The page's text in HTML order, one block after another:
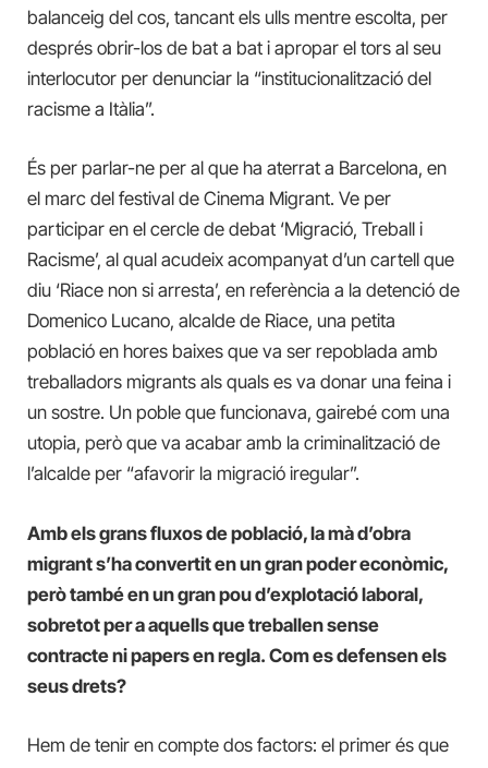
balanceig del cos, tancant els ulls mentre escolta, per
després obrir-los de bat a bat i apropar el tors al seu
interlocutor per denunciar la “institucionalització del
racisme a Itàlia”.
És per parlar-ne per al que ha aterrat a Barcelona, ​​en
el marc del festival de Cinema Migrant. Ve per
participar en el cercle de debat ‘Migració, Treball i
Racisme’, al qual acudeix acompanyat d’un cartell que
diu ‘Riace non si arresta’, en referència a la detenció de
Domenico Lucano, alcalde de Riace, una petita
població en hores baixes que va ser repoblada amb
treballadors migrants als quals es va donar una feina i
un sostre. Un poble que funcionava, gairebé com una
utopia, però que va acabar amb la criminalització de
l’alcalde per “afavorir la migració iregular”.
Amb els grans fluxos de població, la mà d’obra
migrant s’ha convertit en un gran poder econòmic,
però també en un gran pou d’explotació laboral,
sobretot per a aquells que treballen sense
contracte ni papers en regla. Com es defensen els
seus drets?
Hem de tenir en compte dos factors: el primer és que